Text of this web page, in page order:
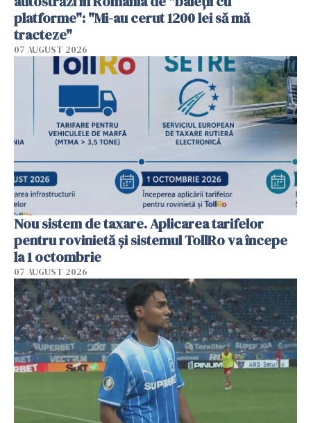
platforme": "Mi-au cerut 1200 lei să mă
tracteze"
07 AUGUST 2026
Nou sistem de taxare. Aplicarea tarifelor
pentru rovinietă şi sistemul TollRo va începe
la 1 octombrie
07 AUGUST 2026